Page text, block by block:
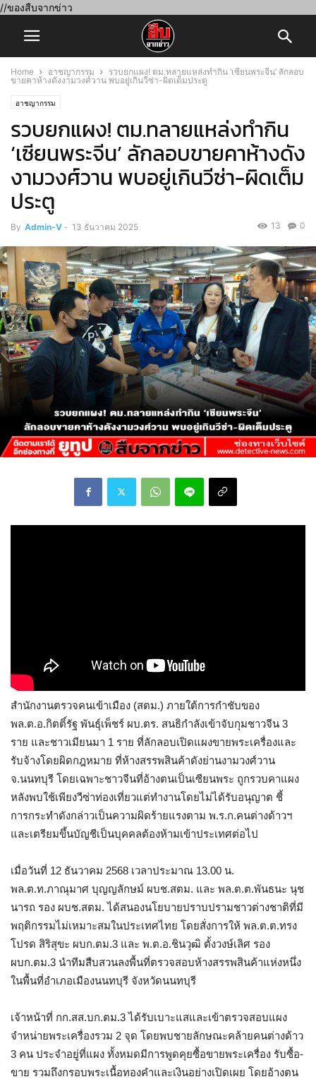
//ของสืบจากข่าว
Home อาชญากรรม
รวบยกแผง! ตม.ทลายแหล่งทำกิน ‘เซียนพระจีน’ ลักลอบ
ขายคาห้างดังงามวงศ์วาน พบอยู่เกินวีซ่า-ผิดเต็มประตู
อาชญากรรม
รวบยกแผง! ตม.ทลายแหล่งทำกิน
‘เซียนพระจีน’ ลักลอบขายคาห้างดัง
งามวงศ์วาน พบอยู่เกินวีซ่า-ผิดเต็ม
ประตู
By Admin-V - 13 ธันวาคม 2025 0
13
สำนักงานตรวจคนเข้าเมือง (สตม.) ภายใต้การกำชับของ
พล.ต.อ.กิตติ์รัฐ พันธุ์เพ็ชร์ ผบ.ตร. สนธิกำลังเข้าจับกุมชาวจีน 3
ราย และชาวเมียนมา 1 ราย ที่ลักลอบเปิดแผงขายพระเครื่องและ
รับจ้างโดยผิดกฎหมาย ที่ห้างสรรพสินค้าดังย่านงามวงศ์วาน
จ.นนทบุรี โดยเฉพาะชาวจีนที่อ้างตนเป็นเซียนพระ ถูกรวบคาแผง
หลังพบใช้เพียงวีซ่าท่องเที่ยวแต่ทำงานโดยไม่ได้รับอนุญาต ชี้
การกระทำดังกล่าวเป็นความผิดร้ายแรงตาม พ.ร.ก.คนต่างด้าวฯ
และเตรียมขึ้นบัญชีเป็นบุคคลต้องห้ามเข้าประเทศต่อไป
เมื่อวันที่ 12 ธันวาคม 2568 เวลาประมาณ 13.00 น.
พล.ต.ท.ภาณุมาศ บุญญลักษม์ ผบช.สตม. และ พล.ต.ต.พันธนะ นุช
นารถ รอง ผบช.สตม. ได้สนองนโยบายปราบปรามชาวต่างชาติที่มี
พฤติกรรมไม่เหมาะสมในประเทศไทย โดยสั่งการให้ พล.ต.ต.ทรง
โปรด สิริสุขะ ผบก.ตม.3 และ พ.ต.อ.ชินวุฒิ ตั้งวงษ์เลิศ รอง
ผบก.ตม.3 นำทีมสืบสวนลงพื้นที่ตรวจสอบห้างสรรพสินค้าแห่งหนึ่ง
ในพื้นที่อำเภอเมืองนนทบุรี จังหวัดนนทบุรี
เจ้าหน้าที่ กก.สส.บก.ตม.3 ได้รับเบาะแสและเข้าตรวจสอบแผง
จำหน่ายพระเครื่องรวม 2 จุด โดยพบชายลักษณะคล้ายคนต่างด้าว
3 คน ประจำอยู่ที่แผง ทั้งหมดมีการพูดคุยซื้อขายพระเครื่อง รับซื้อ-
ขาย รวมถึงกรอบพระเนื้อทองคำและเงินอย่างเปิดเผย โดยอ้างตน